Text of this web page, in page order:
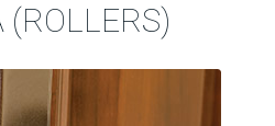
(ROLLERS)